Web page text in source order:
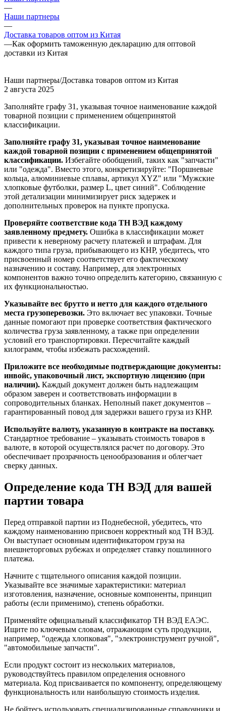
—
Наши партнеры
—
Доставка товаров оптом из Китая
—Как оформить таможенную декларацию для оптовой
доставки из Китая
Наши партнеры/Доставка товаров оптом из Китая
2 августа 2025
Заполняйте графу 31, указывая точное наименование каждой
товарной позиции с применением общепринятой
классификации.
Заполняйте графу 31, указывая точное наименование
каждой товарной позиции с применением общепринятой
классификации. Избегайте обобщений, таких как "запчасти"
или "одежда". Вместо этого, конкретизируйте: "Поршневые
кольца, алюминиевые сплавы, артикул XYZ" или "Мужские
хлопковые футболки, размер L, цвет синий". Соблюдение
этой детализации минимизирует риск задержек и
дополнительных проверок на пункте пропуска.
Проверяйте соответствие кода ТН ВЭД каждому
заявленному предмету. Ошибка в классификации может
привести к неверному расчету платежей и штрафам. Для
каждого типа груза, прибывающего из КНР, убедитесь, что
присвоенный номер соответствует его фактическому
назначению и составу. Например, для электронных
компонентов важно точно определить категорию, связанную с
их функциональностью.
Указывайте вес брутто и нетто для каждого отдельного
места грузоперевозки. Это включает вес упаковки. Точные
данные помогают при проверке соответствия фактического
количества груза заявленному, а также при определении
условий его транспортировки. Пересчитайте каждый
килограмм, чтобы избежать расхождений.
Приложите все необходимые подтверждающие документы:
инвойс, упаковочный лист, экспортную лицензию (при
наличии). Каждый документ должен быть надлежащим
образом заверен и соответствовать информации в
сопроводительных бланках. Неполный пакет документов –
гарантированный повод для задержки вашего груза из КНР.
Используйте валюту, указанную в контракте на поставку.
Стандартное требование – указывать стоимость товаров в
валюте, в которой осуществлялся расчет по договору. Это
обеспечивает прозрачность ценообразования и облегчает
сверку данных.
Определение кода ТН ВЭД для вашей
партии товара
Перед отправкой партии из Поднебесной, убедитесь, что
каждому наименованию присвоен корректный код ТН ВЭД.
Он выступает основным идентификатором груза на
внешнеторговых рубежах и определяет ставку пошлинного
платежа.
Начните с тщательного описания каждой позиции.
Указывайте все значимые характеристики: материал
изготовления, назначение, основные компоненты, принцип
работы (если применимо), степень обработки.
Применяйте официальный классификатор ТН ВЭД ЕАЭС.
Ищите по ключевым словам, отражающим суть продукции,
например, "одежда хлопковая", "электроинструмент ручной",
"автомобильные запчасти".
Если продукт состоит из нескольких материалов,
руководствуйтесь правилом определения основного
материала. Код присваивается по компоненту, определяющему
функциональность или наибольшую стоимость изделия.
Не бойтесь использовать специализированные справочники и